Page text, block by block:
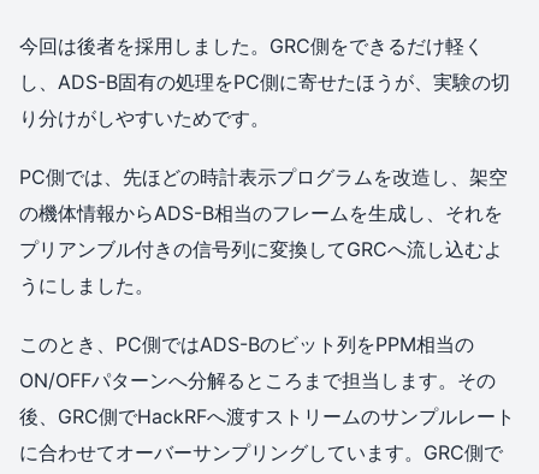
今回は後者を採用しました。GRC側をできるだけ軽く
し、ADS-B固有の処理をPC側に寄せたほうが、実験の切
り分けがしやすいためです。
PC側では、先ほどの時計表示プログラムを改造し、架空
の機体情報からADS-B相当のフレームを生成し、それを
プリアンブル付きの信号列に変換してGRCへ流し込むよ
うにしました。
このとき、PC側ではADS-Bのビット列をPPM相当の
ON/OFFパターンへ分解るところまで担当します。その
後、GRC側でHackRFへ渡すストリームのサンプルレート
に合わせてオーバーサンプリングしています。GRC側で